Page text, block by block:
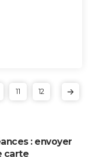
11 12
: envoyer
carte